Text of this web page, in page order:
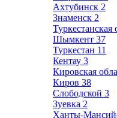
Ахтубинск 2
Знаменск 2
Туркестанская
Шымкент 37
Туркестан 11
Кентау 3
Кировская
Киров 38
Слободской 3
Зуевка 2
Ханты-